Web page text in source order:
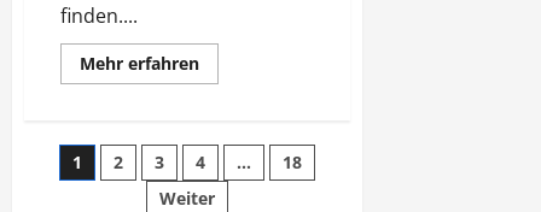
finden....
Mehr erfahrenMehr
Informationen
gewählt
–
Kurze
Nachlese
Seitennummerierung
1 2 3 4 …
18
Weiter